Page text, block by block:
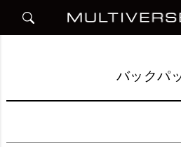
バックパ
並び順
新着順